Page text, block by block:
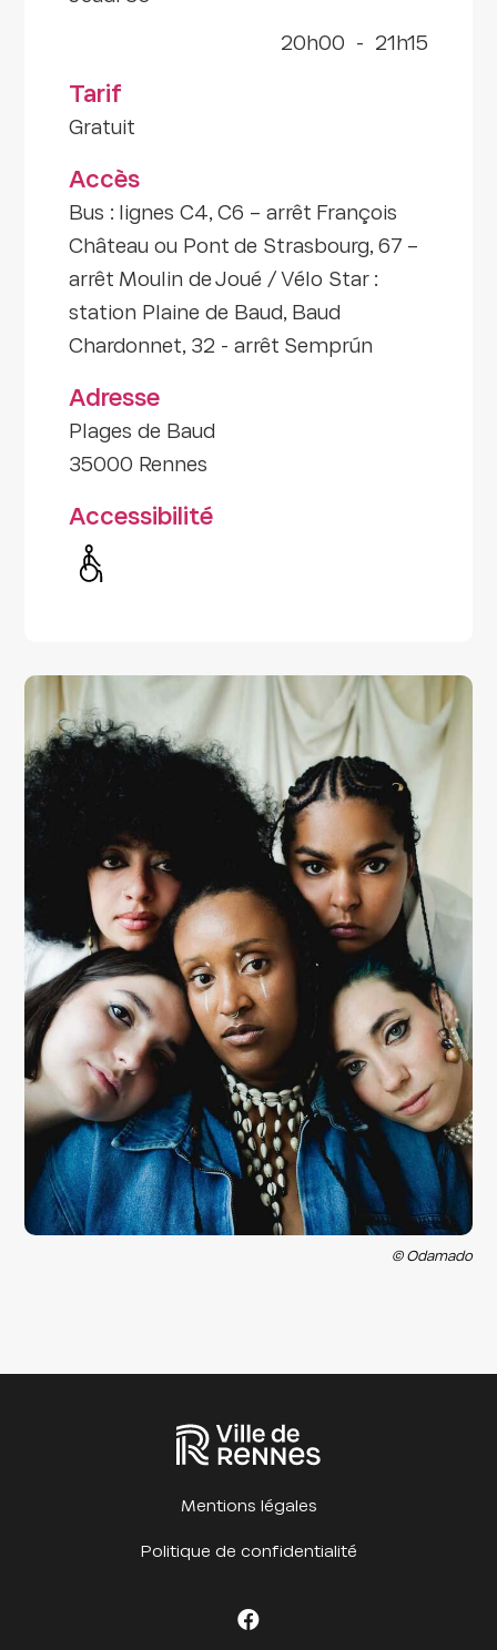
20h00 - 21h15
Tarif
Gratuit
Accès
Bus : lignes C4, C6 – arrêt François
Château ou Pont de Strasbourg, 67 –
arrêt Moulin de Joué / Vélo Star :
station Plaine de Baud, Baud
Chardonnet, 32 - arrêt Semprún
Adresse
Plages de Baud
35000 Rennes
Accessibilité
© Odamado
Mentions légales
Politique de confidentialité
Facebook Cet été à